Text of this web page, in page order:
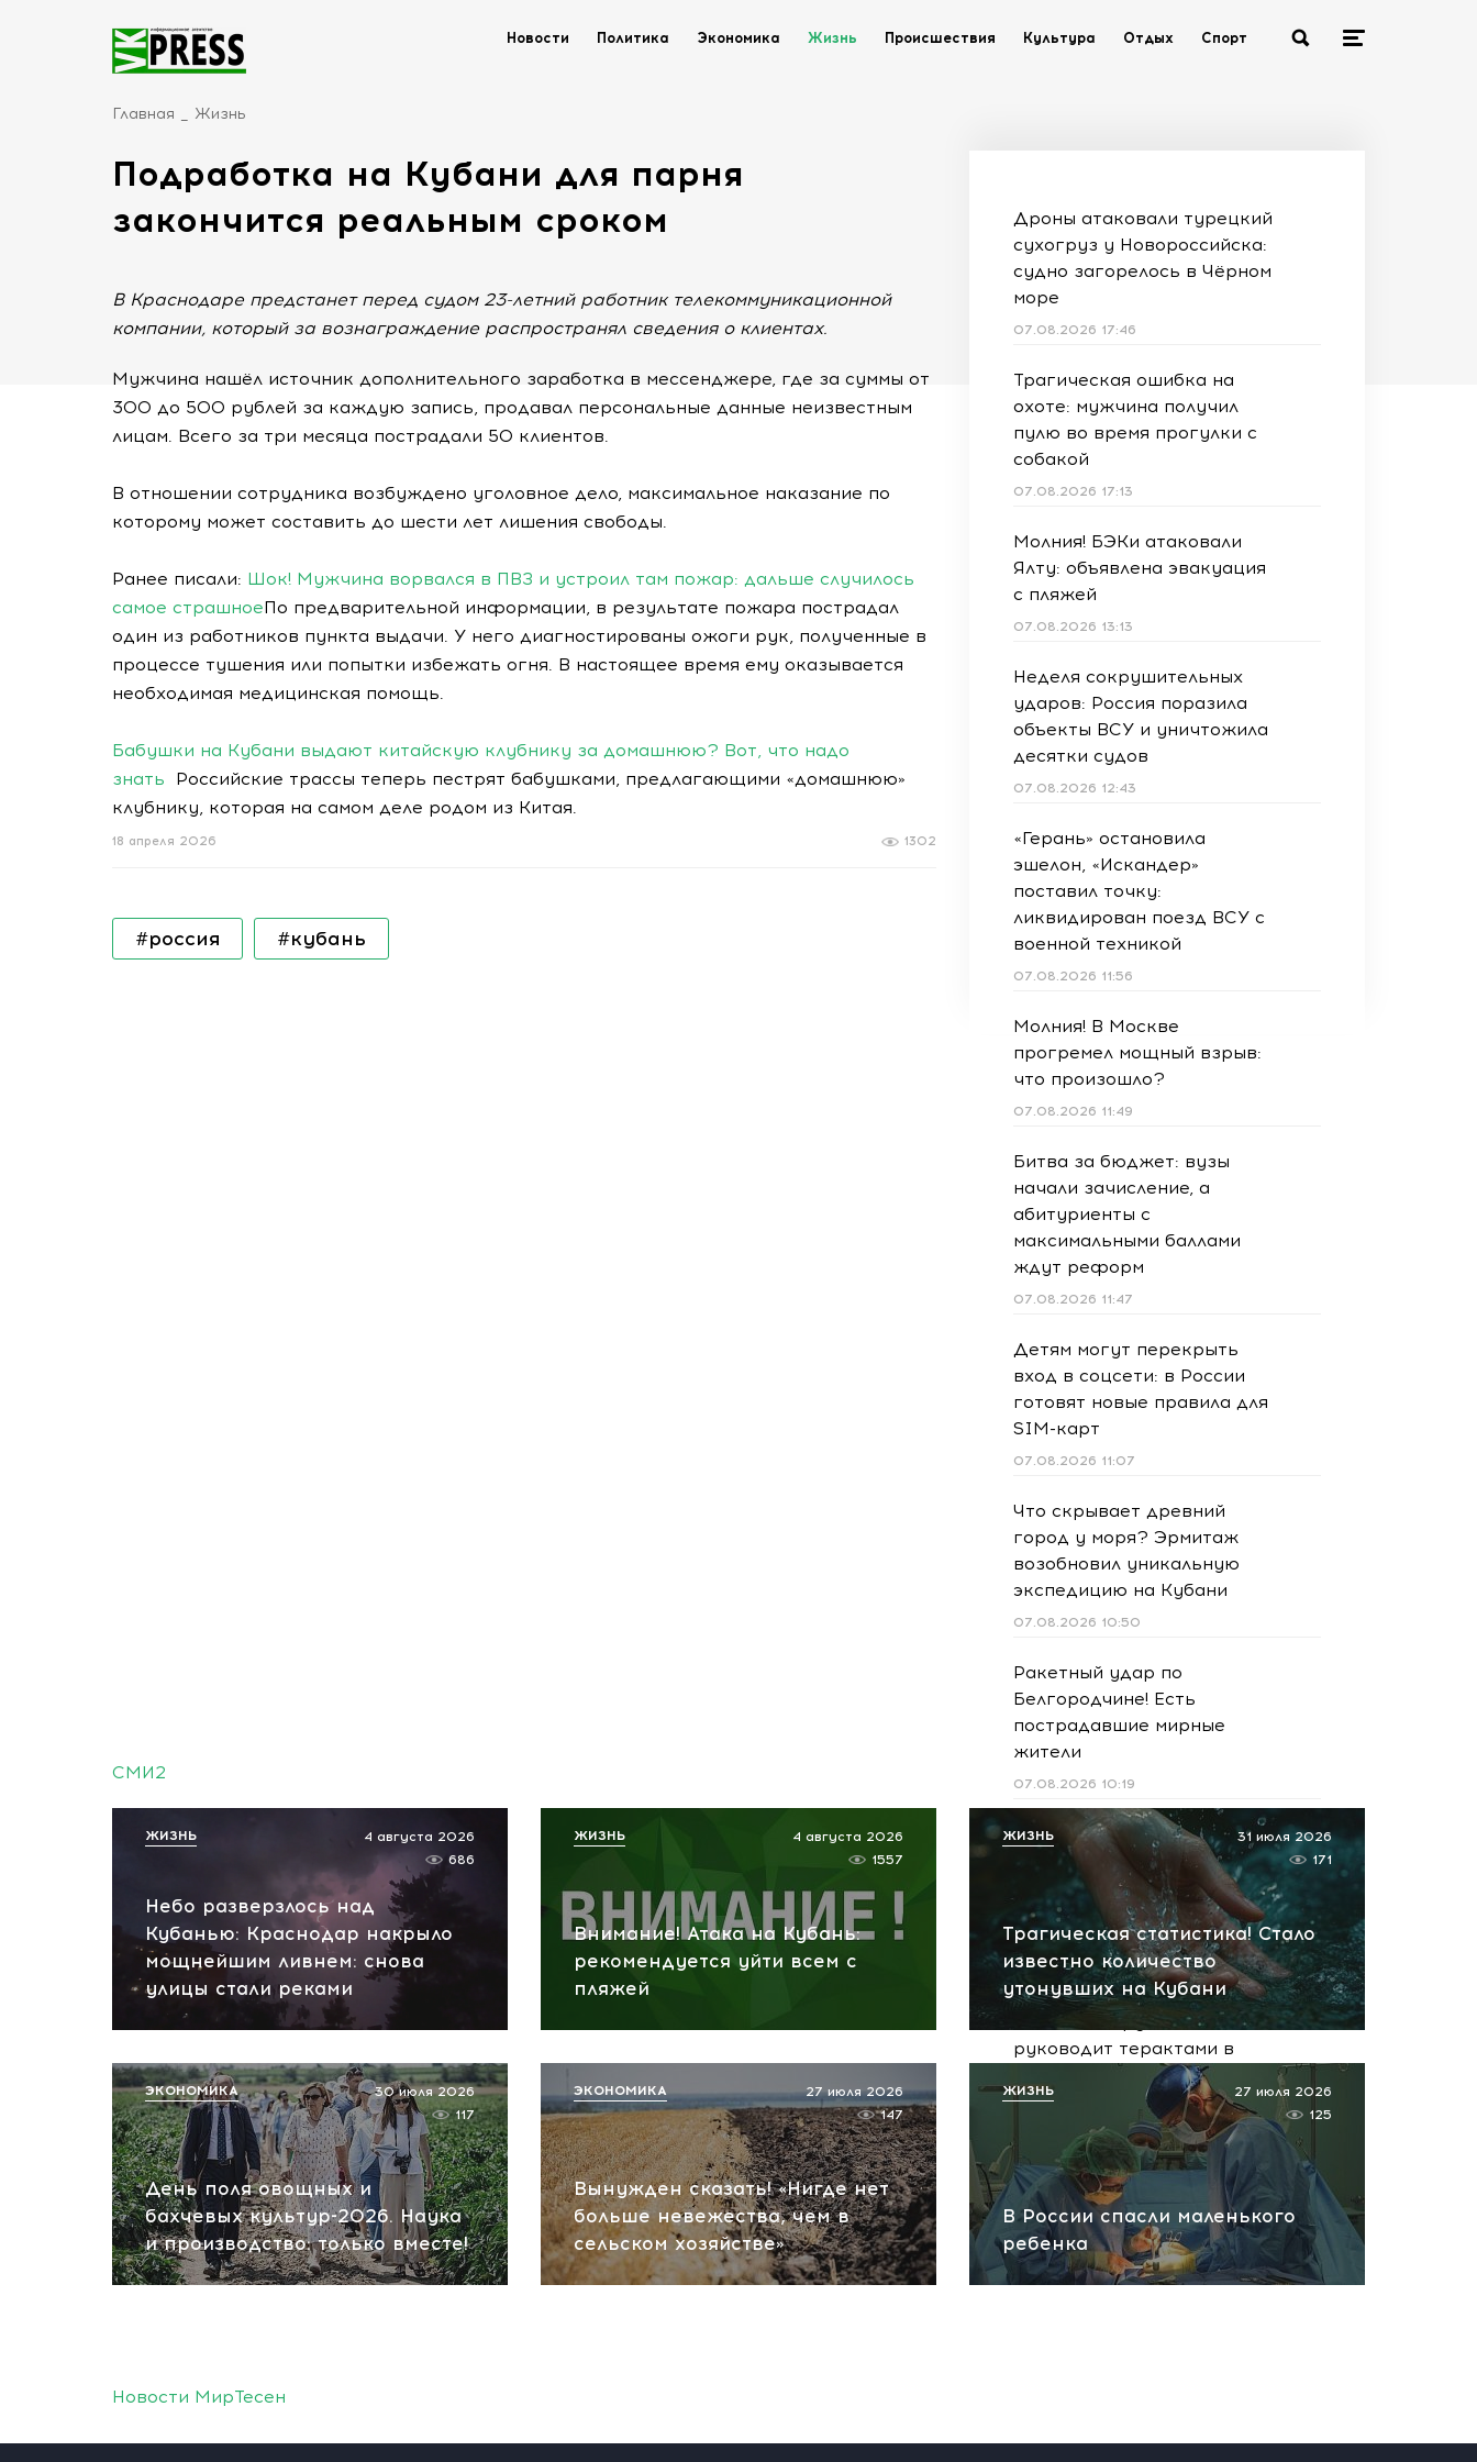
Новости Политика Экономика Жизнь Происшествия Культура Отдых Спорт
Главная Жизнь
Подработка на Кубани для парня
закончится реальным сроком
В Краснодаре предстанет перед судом 23-летний работник телекоммуникационной
компании, который за вознаграждение распространял сведения о клиентах.
Мужчина нашёл источник дополнительного заработка в мессенджере, где за суммы от
300 до 500 рублей за каждую запись, продавал персональные данные неизвестным
лицам. Всего за три месяца пострадали 50 клиентов.
В отношении сотрудника возбуждено уголовное дело, максимальное наказание по
которому может составить до шести лет лишения свободы.
Ранее писали: Шок! Мужчина ворвался в ПВЗ и устроил там пожар: дальше случилось
самое страшноеПо предварительной информации, в результате пожара пострадал
один из работников пункта выдачи. У него диагностированы ожоги рук, полученные в
процессе тушения или попытки избежать огня. В настоящее время ему оказывается
необходимая медицинская помощь.
Бабушки на Кубани выдают китайскую клубнику за домашнюю? Вот, что надо
знать Российские трассы теперь пестрят бабушками, предлагающими «домашнюю»
клубнику, которая на самом деле родом из Китая.
1302
18 апреля 2026
#россия #кубань
Дроны атаковали турецкий
сухогруз у Новороссийска:
судно загорелось в Чёрном
море
07.08.2026 17:46
Трагическая ошибка на
охоте: мужчина получил
пулю во время прогулки с
собакой
07.08.2026 17:13
Молния! БЭКи атаковали
Ялту: объявлена эвакуация
с пляжей
07.08.2026 13:13
Неделя сокрушительных
ударов: Россия поразила
объекты ВСУ и уничтожила
десятки судов
07.08.2026 12:43
«Герань» остановила
эшелон, «Искандер»
поставил точку:
ликвидирован поезд ВСУ с
военной техникой
07.08.2026 11:56
Молния! В Москве
прогремел мощный взрыв:
что произошло?
07.08.2026 11:49
Битва за бюджет: вузы
начали зачисление, а
абитуриенты с
максимальными баллами
ждут реформ
07.08.2026 11:47
Детям могут перекрыть
вход в соцсети: в России
готовят новые правила для
SIM-карт
07.08.2026 11:07
Что скрывает древний
город у моря? Эрмитаж
возобновил уникальную
экспедицию на Кубани
07.08.2026 10:50
Ракетный удар по
Белгородчине! Есть
пострадавшие мирные
жители
07.08.2026 10:19
Срочно! В Геленджике и
Новороссийске громко -
работает ПВО:
рекомендуется уйти с
пляжей
07.08.2026 10:13
НАТО планирует и
руководит терактами в
России! Сенсационное
заявление хакеров
07.08.2026 10:07
СМИ2
Небо разверзлось над
Кубанью: Краснодар накрыло
мощнейшим ливнем: снова
улицы стали реками
4 августа 2026
686
ЖИЗНЬ
Внимание! Атака на Кубань:
рекомендуется уйти всем с
пляжей
4 августа 2026
1557
ЖИЗНЬ
Трагическая статистика! Стало
известно количество
утонувших на Кубани
31 июля 2026
171
ЖИЗНЬ
День поля овощных и
бахчевых культур-2026. Наука
и производство: только вместе!
30 июля 2026
117
ЭКОНОМИКА
Вынужден сказать! «Нигде нет
больше невежества, чем в
сельском хозяйстве»
27 июля 2026
147
ЭКОНОМИКА
В России спасли маленького
ребенка
27 июля 2026
125
ЖИЗНЬ
Новости МирТесен